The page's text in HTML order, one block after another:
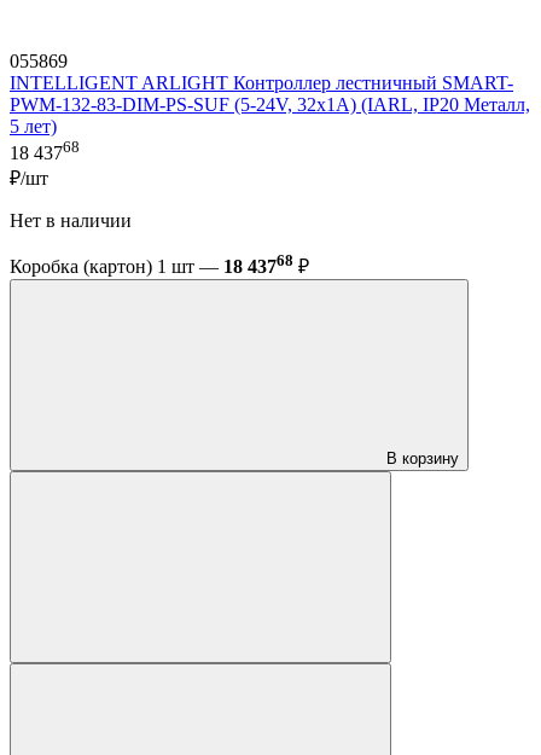
055869
INTELLIGENT ARLIGHT Контроллер лестничный SMART-
PWM-132-83-DIM-PS-SUF (5-24V, 32x1A) (IARL, IP20 Металл,
5 лет)
18 43768
₽/шт
Нет в наличии
Коробка (картон) 1 шт — 18 43768 ₽
В корзину